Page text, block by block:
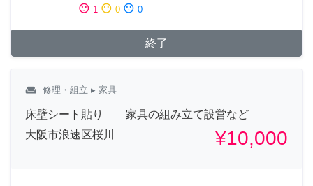
sentiment_satisfied 1 sentiment_neutral 0 sentiment_dissatisfied 0
終了
weekend 修理・組立 ▸ 家具
床壁シート貼り 家具の組み立て設営など
大阪市浪速区桜川
¥10,000